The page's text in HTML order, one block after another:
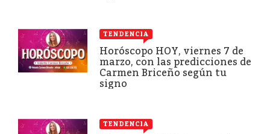
TENDENCIA
Horóscopo HOY, viernes 7 de
marzo, con las predicciones de
Carmen Briceño según tu
signo
TENDENCIA